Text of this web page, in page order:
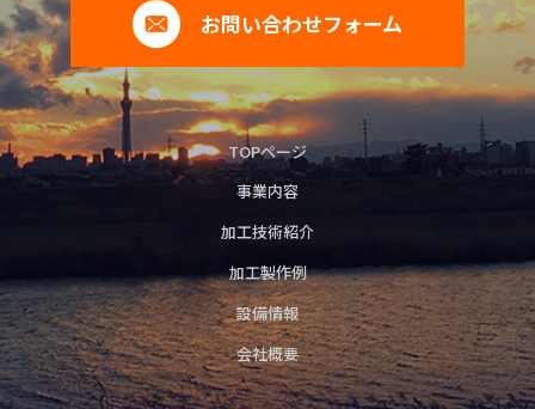
お問い合わせフォーム
TOPページ
事業内容
加工技術紹介
加工製作例
設備情報
会社概要